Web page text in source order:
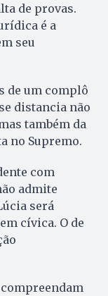
de provas.
é a
seu
de um complô
distancia não
também da
no Supremo.
com
admite
será
cívica. O de